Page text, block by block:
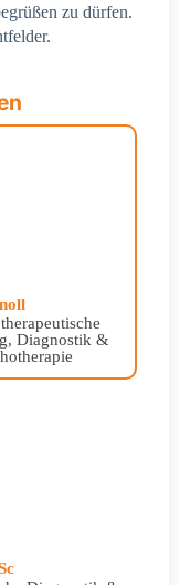
zu dürfen.
Diagnostik &